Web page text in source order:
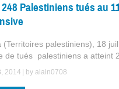
248 Palestiniens tués au
palestiniens), 18
de tués palestiniens a atteint
2014 | by alain0708